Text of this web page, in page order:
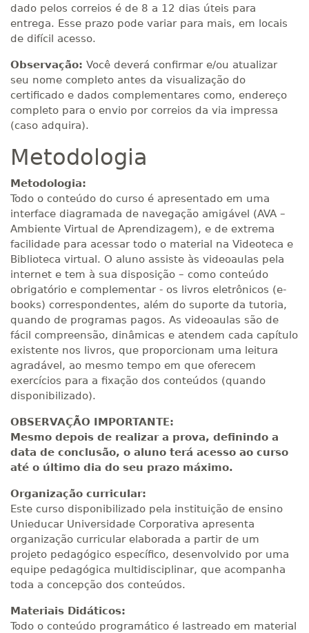
dado pelos correios é de 8 a 12 dias úteis para
entrega. Esse prazo pode variar para mais, em locais
de difícil acesso.
Observação: Você deverá confirmar e/ou atualizar
seu nome completo antes da visualização do
certificado e dados complementares como, endereço
completo para o envio por correios da via impressa
(caso adquira).
Metodologia
Metodologia:
Todo o conteúdo do curso é apresentado em uma
interface diagramada de navegação amigável (AVA –
Ambiente Virtual de Aprendizagem), e de extrema
facilidade para acessar todo o material na Videoteca e
Biblioteca virtual. O aluno assiste às videoaulas pela
internet e tem à sua disposição – como conteúdo
obrigatório e complementar - os livros eletrônicos (e-
books) correspondentes, além do suporte da tutoria,
quando de programas pagos. As videoaulas são de
fácil compreensão, dinâmicas e atendem cada capítulo
existente nos livros, que proporcionam uma leitura
agradável, ao mesmo tempo em que oferecem
exercícios para a fixação dos conteúdos (quando
disponibilizado).
OBSERVAÇÃO IMPORTANTE:
Mesmo depois de realizar a prova, definindo a
data de conclusão, o aluno terá acesso ao curso
até o último dia do seu prazo máximo.
Organização curricular:
Este curso disponibilizado pela instituição de ensino
Unieducar Universidade Corporativa apresenta
organização curricular elaborada a partir de um
projeto pedagógico específico, desenvolvido por uma
equipe pedagógica multidisciplinar, que acompanha
toda a concepção dos conteúdos.
Materiais Didáticos:
Todo o conteúdo programático é lastreado em material